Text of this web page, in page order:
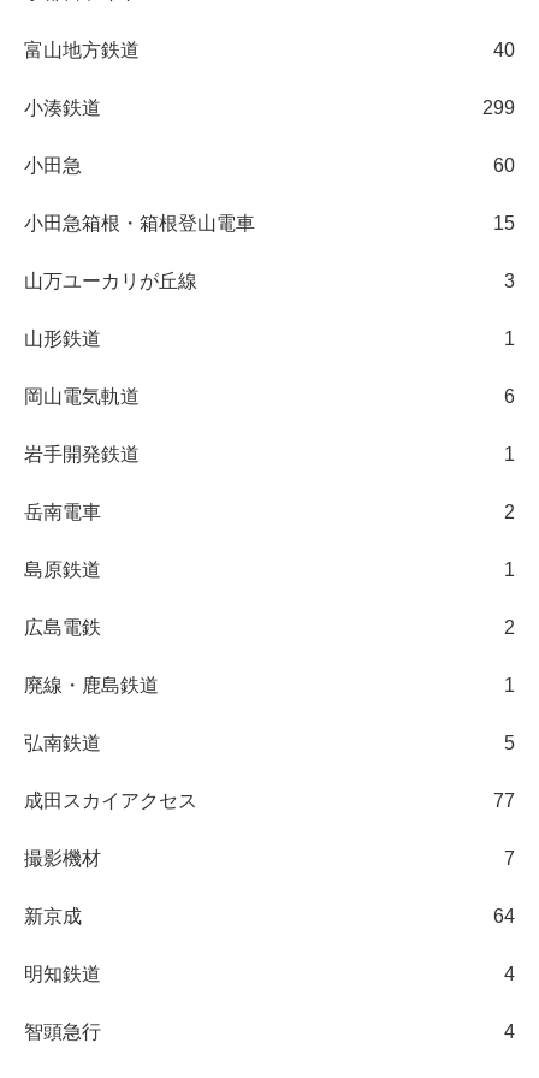
富山地方鉄道 40
小湊鉄道 299
小田急 60
小田急箱根・箱根登山電車 15
山万ユーカリが丘線 3
山形鉄道 1
岡山電気軌道 6
岩手開発鉄道 1
岳南電車 2
島原鉄道 1
広島電鉄 2
廃線・鹿島鉄道 1
弘南鉄道 5
成田スカイアクセス 77
撮影機材 7
新京成 64
明知鉄道 4
智頭急行 4